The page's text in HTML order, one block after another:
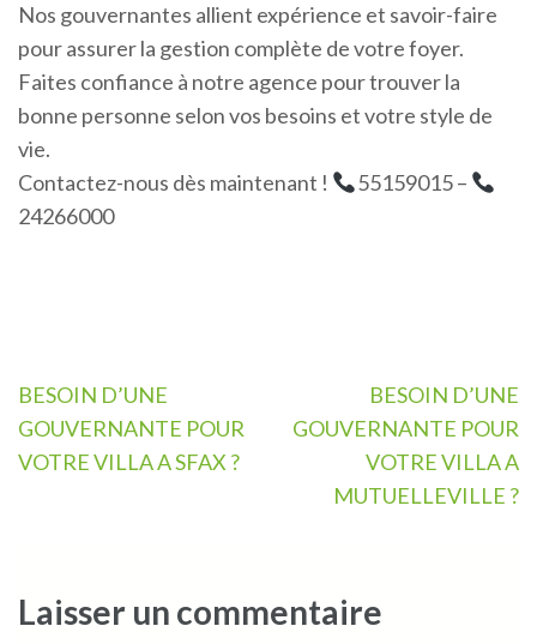
Nos gouvernantes allient expérience et savoir-faire
pour assurer la gestion complète de votre foyer.
Faites confiance à notre agence pour trouver la
bonne personne selon vos besoins et votre style de
vie.
Contactez-nous dès maintenant !
55159015 –
24266000
Navigation
de
l’article
BESOIN D’UNE
GOUVERNANTE POUR
VOTRE VILLA A SFAX ?
BESOIN D’UNE
GOUVERNANTE POUR
VOTRE VILLA A
MUTUELLEVILLE ?
Laisser un commentaire